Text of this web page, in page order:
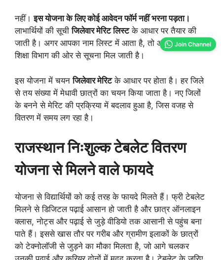
नहीं।इस योजना के लिए कोई आवेदन फॉर्म नहीं भरना पड़ता।
लाभार्थियों की सूचीजिलेवार मेरिट लिस्टके आधार पर तैयार की
जाती है। अगर आपका नाम लिस्ट में आता है, तो आपको स्कूल या
शिक्षा विभाग की ओर से सूचना मिल जाती है।
इस योजना में चयनजिलेवार मेरिटके आधार पर होता है। हर जिले
से तय संख्या में मेधावी छात्रों का चयन किया जाता है। नए जिलों
के बनने से मेरिट की प्रक्रिया में बदलाव हुआ है, जिस वजह से
वितरण में समय लग रहा है।
राजस्थान निःशुल्क टेबलेट वितरण
योजना से मिलने वाले फायदे
योजना से विद्यार्थियों को कई तरह के फायदे मिलते हैं। फ्री टेबलेट
मिलने से डिजिटल पढ़ाई आसान हो जाती है और छात्र ऑनलाइन
क्लास, नोट्स और पढ़ाई से जुड़े वीडियो तक आसानी से पहुंच बना
पाते हैं। इससे खास तौर पर गरीब और ग्रामीण इलाकों के छात्रों
को टेक्नोलॉजी से जुड़ने का मौका मिलता है, जो आगे चलकर
Join Channel